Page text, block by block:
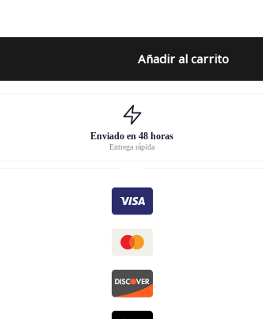
Añadir al carrito
Enviado en 48 horas
Entrega rápida